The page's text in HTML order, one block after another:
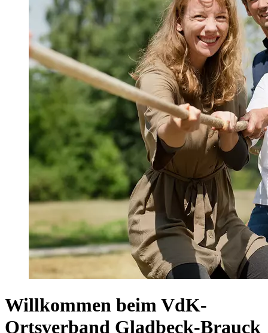
Willkommen beim VdK-
Ortsverband Gladbeck-Brauck